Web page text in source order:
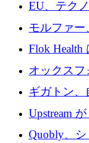
を調達
EU、テク
保護」に関
モルファー
ムを最前線
Flok Health
ットフォ
オックスフ
が「成人
ラウンドを
ギガトン、
ルを調達
Upstream
Xavier Niel
Quobly、